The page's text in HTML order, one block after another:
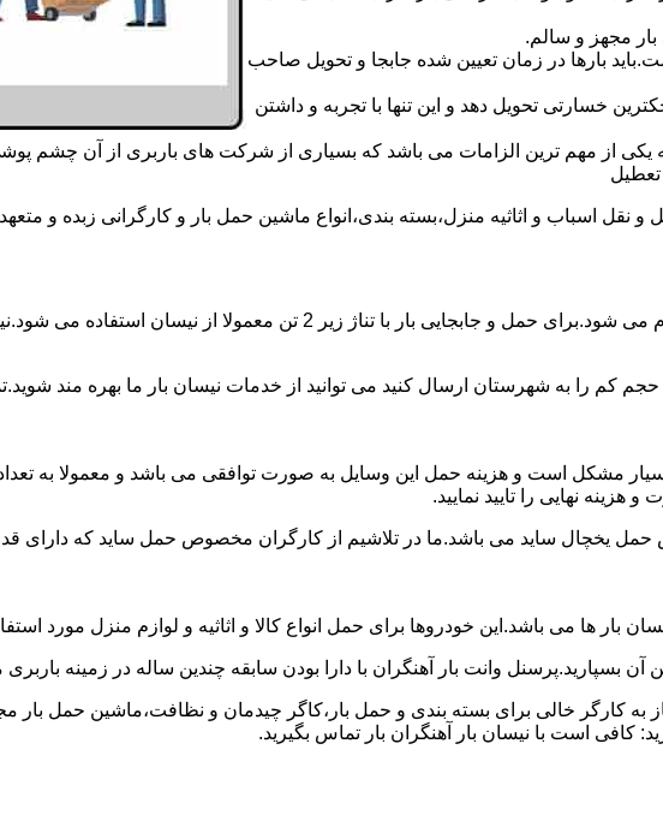
مجهز و سالم.
بارها در زمان تعیین شده جابجا و تحویل صاحب
خسارتی تحویل دهد و این تنها با تجربه و داشتن
یکی از مهم ترین الزامات می باشد که بسیاری از شرکت های باربری از آن چشم
اسباب و اثاثیه منزل،بسته بندی،انواع ماشین حمل بار و کارگرانی زبده و متعهد
حمل و جابجایی بار با نیسان در نیسان بار آهنگران بار همه روزه انجام می شود.برای
کم را به شهرستان ارسال کنید می توانید از خدمات نیسان بار ما بهره مند
مشکل است و هزینه حمل این وسایل به صورت توافقی می باشد و معمولا به
هزینه نهایی را تایید نمایید.
ساید می باشد.ما در تلاشیم از کارگران مخصوص حمل ساید که دارای قدرت
بار ها می باشد.این خودروها برای حمل انواع کالا و اثاثیه و لوازم منزل مورد
بسپارید.پرسنل وانت بار آهنگران با دارا بودن سابقه چندین ساله در زمینه
کارگر خالی برای بسته بندی و حمل بار،کاگر چیدمان و نظافت،ماشین حمل بار
کافی است با نیسان بار آهنگران بار تماس بگیرید.